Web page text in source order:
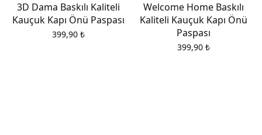
3D Dama Baskılı Kaliteli
Kauçuk Kapı Önü Paspası
399,90 ₺
Welcome Home Baskılı
Kaliteli Kauçuk Kapı Önü
Paspası
399,90 ₺